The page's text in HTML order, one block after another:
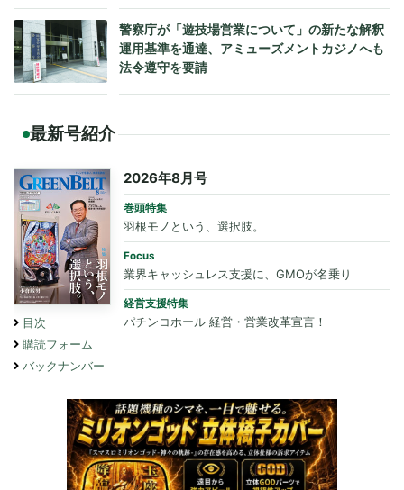
警察庁が「遊技場営業について」の新たな解釈
運用基準を通達、アミューズメントカジノへも
法令遵守を要請
最新号紹介
目次
購読フォーム
バックナンバー
2026年8月号
巻頭特集
羽根モノという、選択肢。
Focus
業界キャッシュレス支援に、GMOが名乗り
経営支援特集
パチンコホール 経営・営業改革宣言！